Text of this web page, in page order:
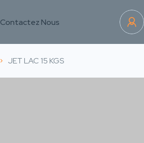
Contactez Nous
JET LAC 15 KGS